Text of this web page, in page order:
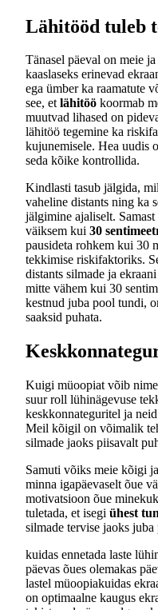
Lähitööd tuleb
Tänasel päeval on meie
kaaslaseks erinevad
ega ümber ka raamatute
see, etlähitöö koormab
muutvad lihased on
lähitöö tegemine ka
kujunemisele. Hea uudis
seda kõike kontrollida.
Kindlasti tasub jälgida,
vaheline distants ning ka
jälgimine ajaliselt.
väiksem kui 30
pausideta rohkem kui 30
tekkimise riskifaktoriks.
distants silmade ja
mitte vähem kui 30
kestnud juba pool tundi,
saaksid puhata.
Kuigi müoopiat võib
suur roll lühinägevuse
keskkonnateguritel ja
Meil kõigil on võimalik
silmade jaoks piisavalt
Samuti võiks meie kõigi
minna igapäevaselt õue
motivatsioon õue
tuletada, et isegi ühest
silmade tervise jaoks juba
kuidas ennetada laste
päevas õues olemakas
lastel müoopiakuidas
on optimaalne kaugus